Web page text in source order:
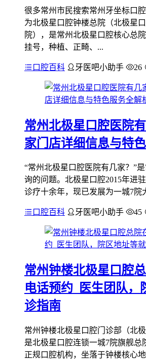
很多常州市民搜索常州牙坐标口
为北极星口腔钟楼总院（北极星
院），是常州北极星口腔核心总
挂号，种植、正畸、...
口腔百科 牙医吧小助手 26
常州北极星口腔医院
家门店详细信息与特
“常州北极星口腔医院有几家？”
询的问题。北极星口腔2015年进
诊疗十余年，现已发展为一城7院
口腔百科 牙医吧小助手 45
常州钟楼北极星口腔总
电话预约_医生团队，
诊指南
常州钟楼北极星口腔门诊部（北
是北极星口腔连锁一城7院旗舰总
正规口腔机构，坐落于钟楼核心